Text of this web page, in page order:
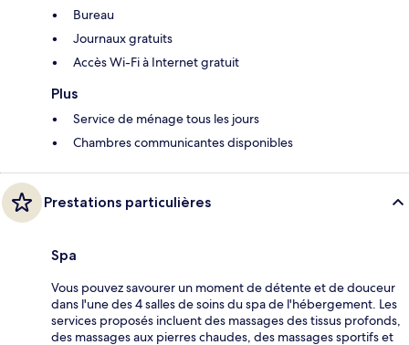
Bureau
Journaux gratuits
Accès Wi-Fi à Internet gratuit
Plus
Service de ménage tous les jours
Chambres communicantes disponibles
Prestations particulières
Spa
Vous pouvez savourer un moment de détente et de douceur
dans l'une des 4 salles de soins du spa de l'hébergement. Les
services proposés incluent des massages des tissus profonds,
des massages aux pierres chaudes, des massages sportifs et